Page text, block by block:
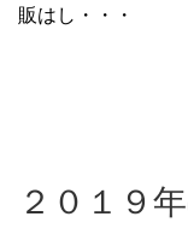
販はし・・・
２０１９